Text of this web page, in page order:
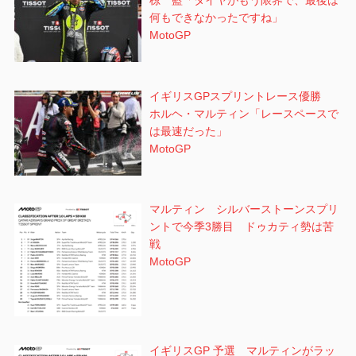
何もできなかったですね」
MotoGP
イギリスGPスプリントレース優勝
ホルヘ・マルティン「レースペースで
は最速だった」
MotoGP
マルティン シルバーストーンスプリ
ントで今季3勝目 ドゥカティ勢は苦
戦
MotoGP
イギリスGP 予選 マルティンがラッ